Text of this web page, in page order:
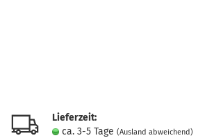
Lieferzeit:
ca. 3-5 Tage (Ausland abweichend)